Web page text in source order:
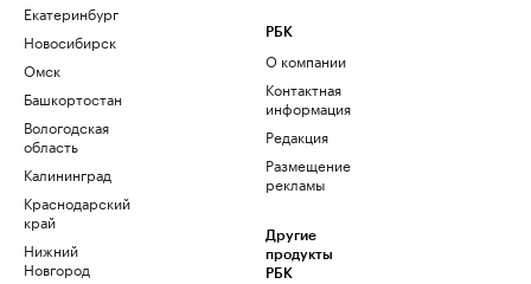
Екатеринбург
Новосибирск
Омск
Башкортостан
Вологодская
область
Калининград
Краснодарский
край
Нижний
Новгород
РБК
О компании
Контактная
информация
Редакция
Размещение
рекламы
Другие
продукты
РБК